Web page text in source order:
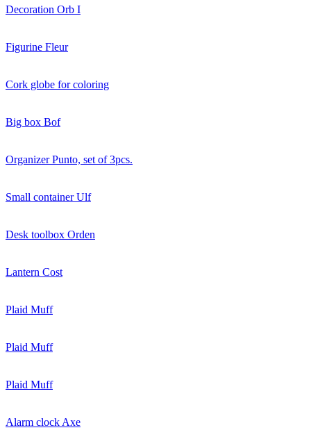
Decoration Orb I
Figurine Fleur
Cork globe for coloring
Big box Bof
Organizer Punto, set of 3pcs.
Small container Ulf
Desk toolbox Orden
Lantern Cost
Plaid Muff
Plaid Muff
Plaid Muff
Alarm clock Axe